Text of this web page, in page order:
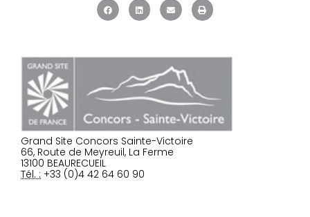
Grand Site Concors Sainte-Victoire
66, Route de Meyreuil, La Ferme
13100 BEAURECUEIL
Tél. : +33 (0)4 42 64 60 90